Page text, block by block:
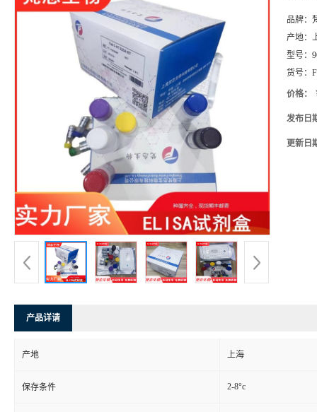
品牌：
产地：
型号：
货号：
价格：
发布日
更新日
产品详请
产地 上海
保存条件 2-8°c